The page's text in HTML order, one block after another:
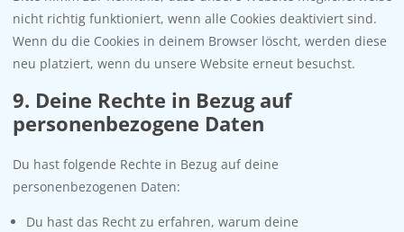
nicht richtig funktioniert, wenn alle Cookies deaktiviert sind.
Wenn du die Cookies in deinem Browser löscht, werden diese
neu platziert, wenn du unsere Website erneut besuchst.
9. Deine Rechte in Bezug auf
personenbezogene Daten
Du hast folgende Rechte in Bezug auf deine
personenbezogenen Daten:
Du hast das Recht zu erfahren, warum deine